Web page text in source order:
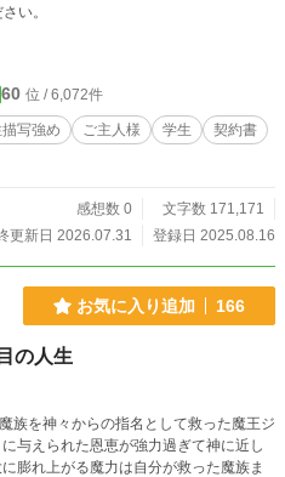
い。
60 位 / 6,072件
写強め ご主人様 学生
契約書
感想数 0
文字数 171,171
更新日 2026.07.31
登録日 2025.08.16
お気に入り追加 166
の人生
族を神々からの指名として救った魔王ジ
与えられた恩恵が強力過ぎて神に近し